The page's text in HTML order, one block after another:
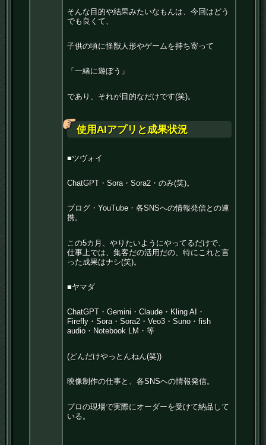
そんな目的や結果みたいなもんは、今回はどう
でも良くて、
子供の頃に怪獣人形やゲームを持ち寄って
「一緒に遊ぼう」
であり、それが目的なだけです(笑)。
使用AIアプリと成果状況
■ツヴォイ
ChatGPT・Sora・Sora2・のみ(笑)。
ブログ・YouTube・各SNSへの情報発信との連
携。
この5カ月、やりたいようにやってるだけで、
仕事上では、集客だの活用だの、特にこれと言
った成果はナシ(笑)。
■ヤマダ
ChatGPT・Gemini・Claude・Kling AI・
Firefly・Sora・Sora2・Veo3・Suno・fish
audio・Notebook LM・等
(どんだけやっとんねん(笑))
映像制作の仕事と、各SNSへの情報発信。
プロの現場で実際にオーダーを受けて納品して
いる。